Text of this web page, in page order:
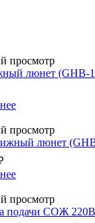
просмотр
люнет (GHB-
просмотр
люнет
просмотр
подачи СОЖ 220В